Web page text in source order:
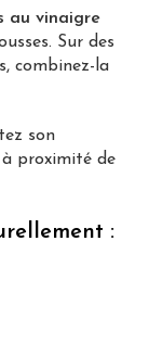
au vinaigre
Sur des
combinez-la
son
proximité de
: